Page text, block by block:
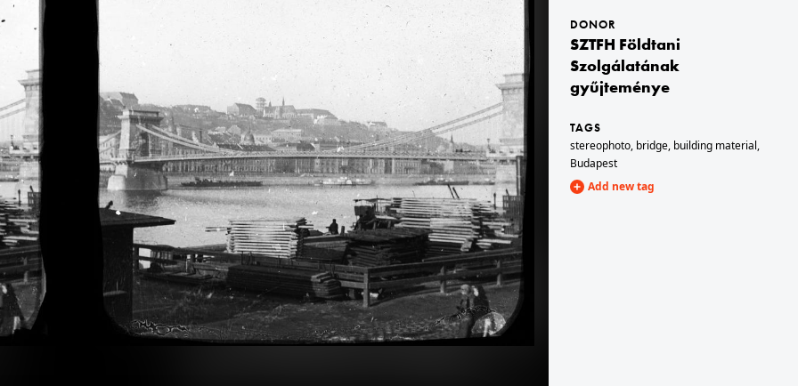
· Budapest VIII.,Budapest V.
Fizikai Intézetének épületéből (később az ELTE / Eötvös Loránd Tudományegyetem Bölcsészettudományi Kar D épülete) a Múzeum körút felé. Jobbra a Pannónia szálló hátsó homlokzata (majd az egyetemi épülete), távolabb a Nemzeti Színház tornyos épülete. A felvétel 1900 előtt készült.
1900 · Budapest VIII.
Trefort-kert, szemben a Budapesti Tudományegyetem Fizikai Intézete (később az ELTE / Eötvös Loránd Tudományegyetem Bölcsészettudományi Kar D épülete).
1900 · Budapest VIII.
Trefort-kert, a Budapesti Tudományegyetem Fizikai Intézete (később az ELTE / Eötvös Loránd Tudományegyetem Bölcsészettudományi Kar D épülete).
lakótorony / Salamon-torony és jobbra a vár északi kaputornya. A felvétel 1900 előtt készült.
1900 · Budapest III. · Aquincum
romkert és múzeum.
1900 · Budapest III. · Aquincum
romkert és múzeum.
DONOR
SZTFH Földtani
Szolgálatának
gyűjteménye
TAGS
stereophoto, bridge, building material,
Budapest
Add new tag